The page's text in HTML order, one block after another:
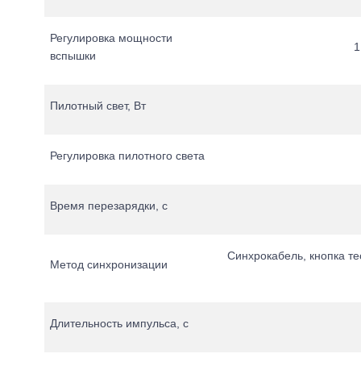
Регулировка мощности
вспышки
Пилотный свет, Вт
Регулировка пилотного света
Время перезарядки, с
Метод синхронизации
Синхрокабель, кнопка
Длительность импульса, с